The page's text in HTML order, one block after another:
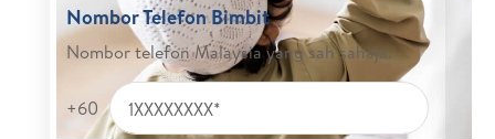
Nombor Telefon Bimbit
Nombor telefon Malaysia yang sah sahaja.
+60